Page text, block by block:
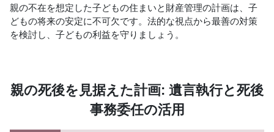
親の不在を想定した子どもの住まいと財産管理の計画は、子
どもの将来の安定に不可欠です。法的な視点から最善の対策
を検討し、子どもの利益を守りましょう。
親の死後を見据えた計画: 遺言執行と死後
事務委任の活用